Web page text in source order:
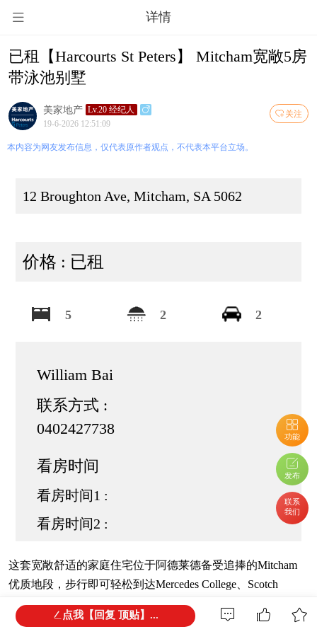
详情
功能
发布
联系
我们
已租【Harcourts St Peters】 Mitcham宽敞5房
带泳池别墅
关注
美家地产 Lv.20 经纪人
19-6-2026 12:51:09
本内容为网友发布信息，仅代表原作者观点，不代表本平台立场。
12 Broughton Ave, Mitcham, SA 5062
价格 : 已租
5 2 2
William Bai
联系方式 :
0402427738
看房时间
看房时间1 :
看房时间2 :
这套宽敞舒适的家庭住宅位于阿德莱德备受追捧的Mitcham
优质地段，步行即可轻松到达Mercedes College、Scotch
College、Mitcham Primary、Unley High及Urrbrae Agricultural
College，真正实现优质教育资源环绕。
点我【回复 顶贴】...